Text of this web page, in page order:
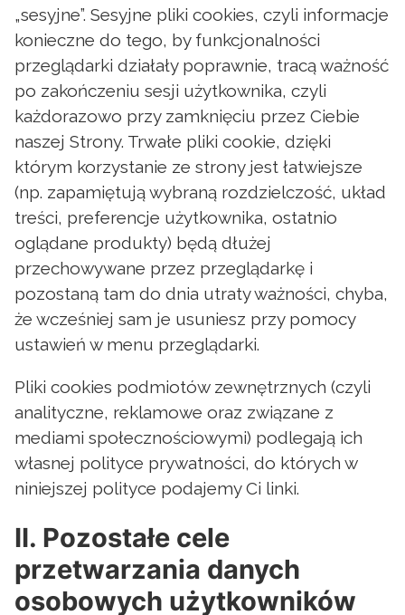
„sesyjne”. Sesyjne pliki cookies, czyli informacje
konieczne do tego, by funkcjonalności
przeglądarki działały poprawnie, tracą ważność
po zakończeniu sesji użytkownika, czyli
każdorazowo przy zamknięciu przez Ciebie
naszej Strony. Trwałe pliki cookie, dzięki
którym korzystanie ze strony jest łatwiejsze
(np. zapamiętują wybraną rozdzielczość, układ
treści, preferencje użytkownika, ostatnio
oglądane produkty) będą dłużej
przechowywane przez przeglądarkę i
pozostaną tam do dnia utraty ważności, chyba,
że wcześniej sam je usuniesz przy pomocy
ustawień w menu przeglądarki.
Pliki cookies podmiotów zewnętrznych (czyli
analityczne, reklamowe oraz związane z
mediami społecznościowymi) podlegają ich
własnej polityce prywatności, do których w
niniejszej polityce podajemy Ci linki.
II. Pozostałe cele
przetwarzania danych
osobowych użytkowników